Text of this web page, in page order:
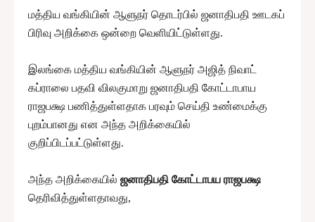
மத்திய வங்கியின் ஆளுநர் தொடர்பில் ஜனாதிபதி ஊடகப்
பிரிவு அறிக்கை ஒன்றை வெளியிட்டுள்ளது.
இலங்கை மத்திய வங்கியின் ஆளுநர் அஜித் நிவாட்
கப்ராலை பதவி விலகுமாறு ஜனாதிபதி கோட்டாபாய
ராஜபக்ஷ பணித்துள்ளதாக பரவும் செய்தி உண்மைக்கு
புறம்பானது என அந்த அறிக்கையில்
குறிப்பிடப்பட்டுள்ளது.
அந்த அறிக்கையில் ஜனாதிபதி கோட்டாபய ராஜபக்ஷ
தெரிவித்துள்ளதாவது,